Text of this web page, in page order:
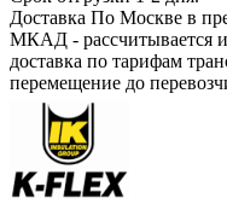
Доставка По Москве в
МКАД - рассчитывается
доставка по тарифам
перемещение до